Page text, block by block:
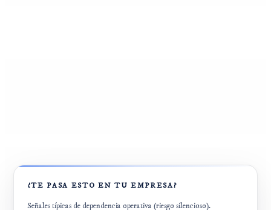
¿TE PASA ESTO EN TU EMPRESA?
Señales típicas de dependencia operativa (riesgo silencioso).